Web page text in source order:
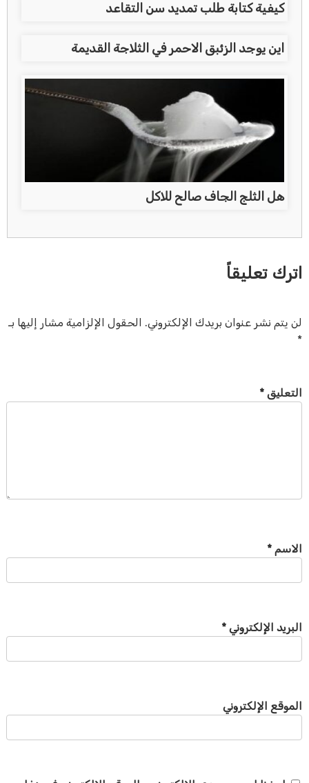
كيفية كتابة طلب تمديد سن التقاعد
اين يوجد الزئبق الاحمر في الثلاجة القديمة
هل الثلج الجاف صالح للاكل
اترك تعليقاً
لن يتم نشر عنوان بريدك الإلكتروني.
الحقول الإلزامية مشار إليها بـ
*
التعليق *
الاسم *
البريد الإلكتروني *
الموقع الإلكتروني